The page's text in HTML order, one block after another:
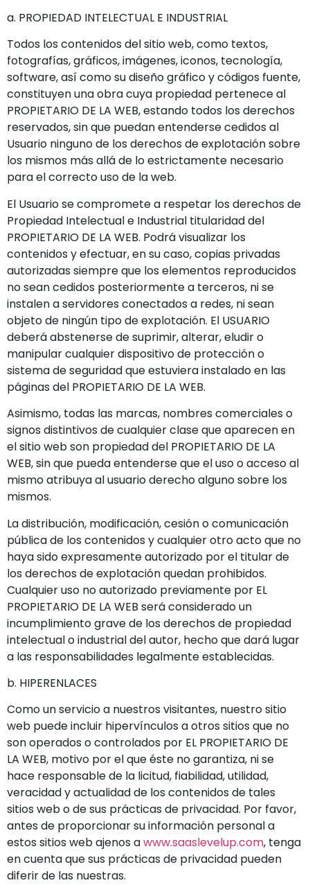
a. PROPIEDAD INTELECTUAL E INDUSTRIAL
Todos los contenidos del sitio web, como textos,
fotografías, gráficos, imágenes, iconos, tecnología,
software, así como su diseño gráfico y códigos fuente,
constituyen una obra cuya propiedad pertenece al
PROPIETARIO DE LA WEB, estando todos los derechos
reservados, sin que puedan entenderse cedidos al
Usuario ninguno de los derechos de explotación sobre
los mismos más allá de lo estrictamente necesario
para el correcto uso de la web.
El Usuario se compromete a respetar los derechos de
Propiedad Intelectual e Industrial titularidad del
PROPIETARIO DE LA WEB. Podrá visualizar los
contenidos y efectuar, en su caso, copias privadas
autorizadas siempre que los elementos reproducidos
no sean cedidos posteriormente a terceros, ni se
instalen a servidores conectados a redes, ni sean
objeto de ningún tipo de explotación. El USUARIO
deberá abstenerse de suprimir, alterar, eludir o
manipular cualquier dispositivo de protección o
sistema de seguridad que estuviera instalado en las
páginas del PROPIETARIO DE LA WEB.
Asimismo, todas las marcas, nombres comerciales o
signos distintivos de cualquier clase que aparecen en
el sitio web son propiedad del PROPIETARIO DE LA
WEB, sin que pueda entenderse que el uso o acceso al
mismo atribuya al usuario derecho alguno sobre los
mismos.
La distribución, modificación, cesión o comunicación
pública de los contenidos y cualquier otro acto que no
haya sido expresamente autorizado por el titular de
los derechos de explotación quedan prohibidos.
Cualquier uso no autorizado previamente por EL
PROPIETARIO DE LA WEB será considerado un
incumplimiento grave de los derechos de propiedad
intelectual o industrial del autor, hecho que dará lugar
a las responsabilidades legalmente establecidas.
b. HIPERENLACES
Como un servicio a nuestros visitantes, nuestro sitio
web puede incluir hipervínculos a otros sitios que no
son operados o controlados por EL PROPIETARIO DE
LA WEB, motivo por el que éste no garantiza, ni se
hace responsable de la licitud, fiabilidad, utilidad,
veracidad y actualidad de los contenidos de tales
sitios web o de sus prácticas de privacidad. Por favor,
antes de proporcionar su información personal a
estos sitios web ajenos awww.saaslevelup.com, tenga
en cuenta que sus prácticas de privacidad pueden
diferir de las nuestras.